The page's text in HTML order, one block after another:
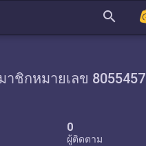
search
าชิกหมายเลข 8055457
0
ผู้ติดตาม